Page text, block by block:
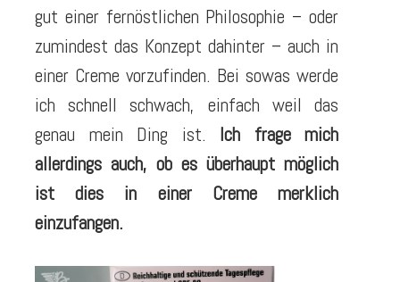
gut einer fernöstlichen Philosophie – oder
zumindest das Konzept dahinter – auch in
einer Creme vorzufinden. Bei sowas werde
ich schnell schwach, einfach weil das
genau mein Ding ist. Ich frage mich
allerdings auch, ob es überhaupt möglich
ist dies in einer Creme merklich
einzufangen.